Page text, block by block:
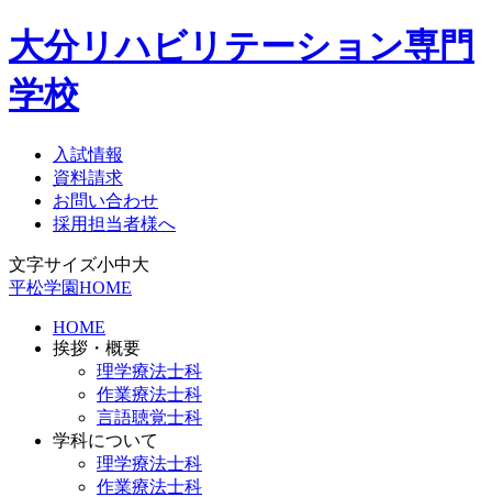
大分リハビリテーション専門
学校
入試情報
資料請求
お問い合わせ
採用担当者様へ
文字サイズ小中大
平松学園HOME
HOME
挨拶・概要
理学療法士科
作業療法士科
言語聴覚士科
学科について
理学療法士科
作業療法士科